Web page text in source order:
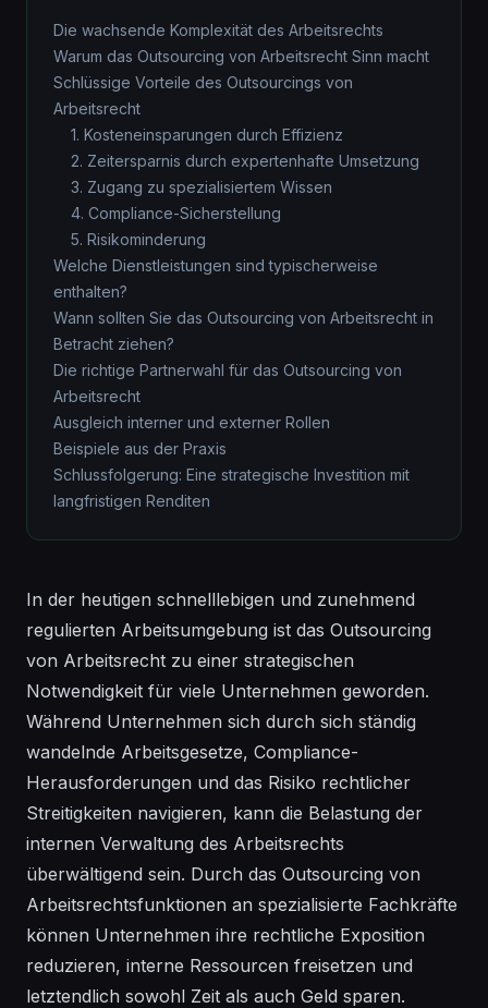
Die wachsende Komplexität des Arbeitsrechts
Warum das Outsourcing von Arbeitsrecht Sinn macht
Schlüssige Vorteile des Outsourcings von
Arbeitsrecht
1. Kosteneinsparungen durch Effizienz
2. Zeitersparnis durch expertenhafte Umsetzung
3. Zugang zu spezialisiertem Wissen
4. Compliance-Sicherstellung
5. Risikominderung
Welche Dienstleistungen sind typischerweise
enthalten?
Wann sollten Sie das Outsourcing von Arbeitsrecht in
Betracht ziehen?
Die richtige Partnerwahl für das Outsourcing von
Arbeitsrecht
Ausgleich interner und externer Rollen
Beispiele aus der Praxis
Schlussfolgerung: Eine strategische Investition mit
langfristigen Renditen
In der heutigen schnelllebigen und zunehmend
regulierten Arbeitsumgebung ist das Outsourcing
von Arbeitsrecht zu einer strategischen
Notwendigkeit für viele Unternehmen geworden.
Während Unternehmen sich durch sich ständig
wandelnde Arbeitsgesetze, Compliance-
Herausforderungen und das Risiko rechtlicher
Streitigkeiten navigieren, kann die Belastung der
internen Verwaltung des Arbeitsrechts
überwältigend sein. Durch das Outsourcing von
Arbeitsrechtsfunktionen an spezialisierte Fachkräfte
können Unternehmen ihre rechtliche Exposition
reduzieren, interne Ressourcen freisetzen und
letztendlich sowohl Zeit als auch Geld sparen.